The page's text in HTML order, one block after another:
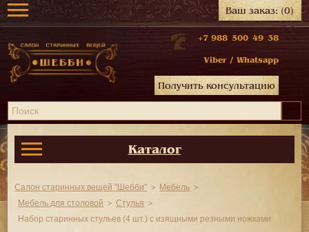
Ваш заказ:(0)
+7 988 500 49 38
Viber / Whatsapp
Получить консультацию
Каталог
Салон старинных вещей "Шебби"
Мебель
Мебель для столовой
Стулья
Набор старинных стульев (4 шт.) с изящными резными ножками